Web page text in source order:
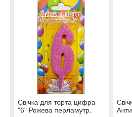
Свічка для торта цифра
"6" Рожева перламутр.